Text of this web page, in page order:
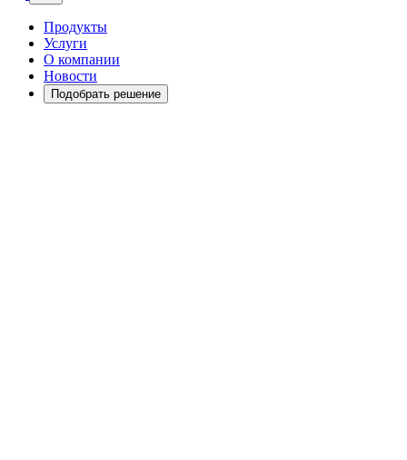
Продукты
Услуги
О компании
Новости
Подобрать решение